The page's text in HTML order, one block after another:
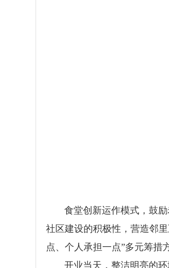
食堂创新运作模式，鼓
社区建设的积极性，营造邻
点、个人承担一点”多元筹措
开业当天，整洁明亮的